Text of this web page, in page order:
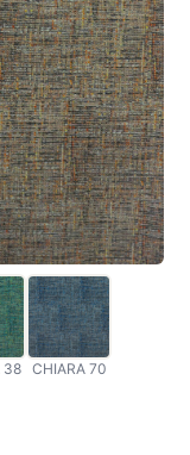
38 CHIARA 70